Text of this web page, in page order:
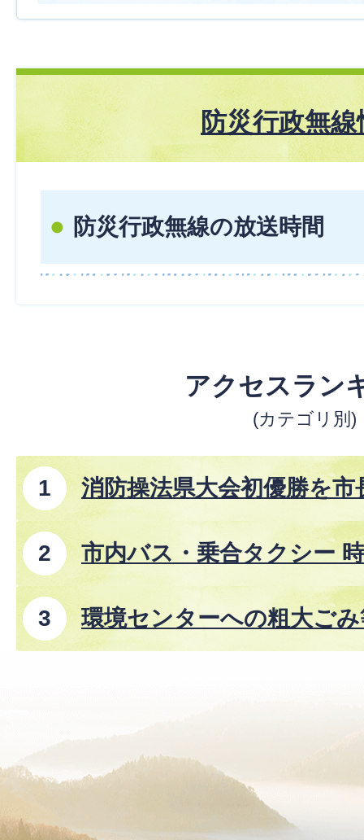
防災行政無線
防災行政無線の放送時間
アクセスラン
(カテゴリ別)
消防操法県大会初優勝を市
市内バス・乗合タクシー
8年8月1日改正)
環境センターへの粗大ご